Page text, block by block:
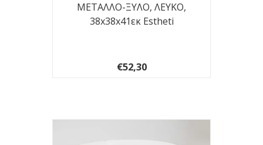
ΜΕΤΑΛΛΟ-ΞΥΛΟ, ΛΕΥΚΟ,
38x38x41εκ Estheti
€52,30